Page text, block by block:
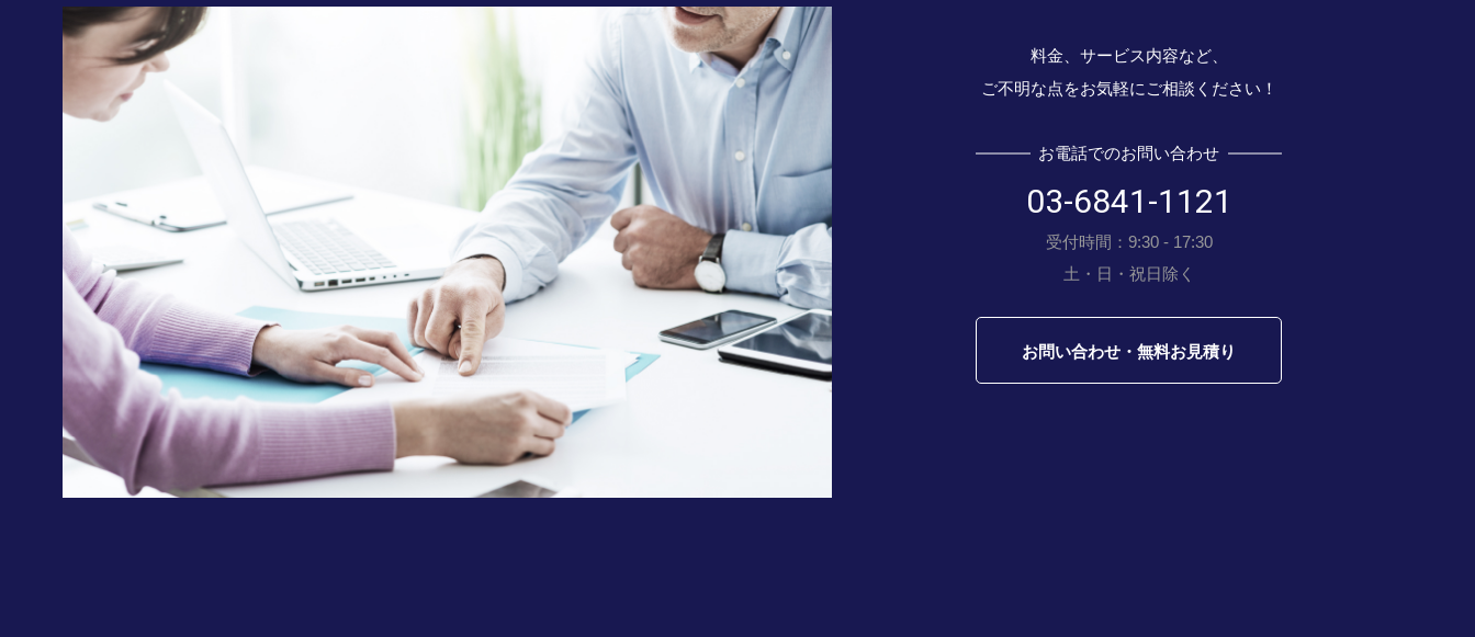
料金、サービス内容など、
ご不明な点をお気軽にご相談ください！
お電話でのお問い合わせ
03-6841-1121
受付時間：9:30 - 17:30
土・日・祝日除く
お問い合わせ・無料お見積り